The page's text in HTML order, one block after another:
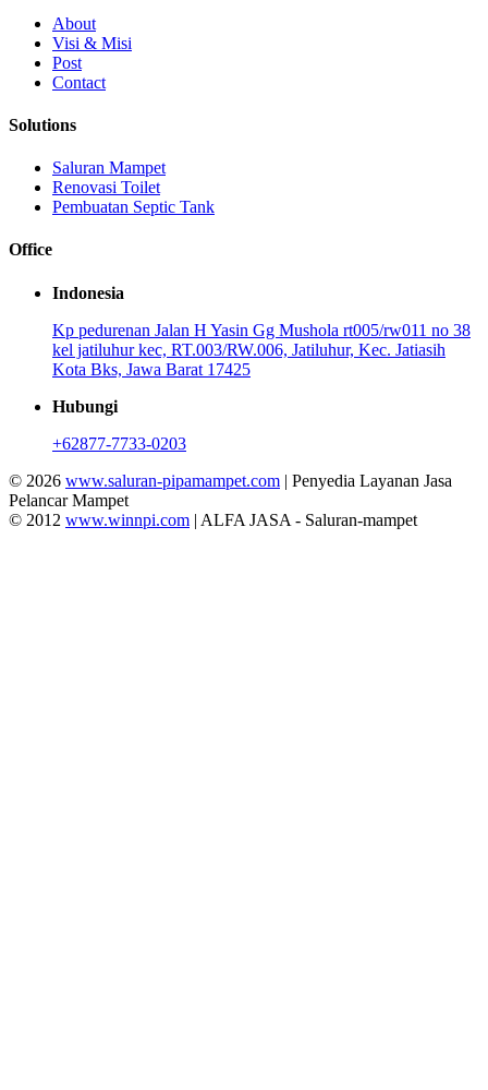
About
Visi & Misi
Post
Contact
Solutions
Saluran Mampet
Renovasi Toilet
Pembuatan Septic Tank
Office
Indonesia
Kp pedurenan Jalan H Yasin Gg Mushola rt005/rw011 no 38
kel jatiluhur kec, RT.003/RW.006, Jatiluhur, Kec. Jatiasih
Kota Bks, Jawa Barat 17425
Hubungi
+62877-7733-0203
© 2026 www.saluran-pipamampet.com | Penyedia Layanan Jasa
Pelancar Mampet
© 2012 www.winnpi.com | ALFA JASA - Saluran-mampet